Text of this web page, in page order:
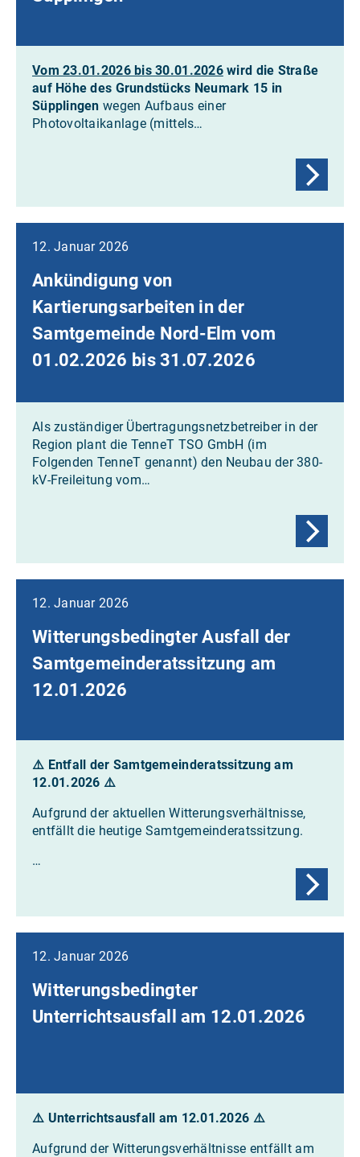
Vom 23.01.2026 bis 30.01.2026 wird die Straße
auf Höhe des Grundstücks Neumark 15 in
Süpplingen wegen Aufbaus einer
Photovoltaikanlage (mittels…
12. Januar 2026
Ankündigung von
Kartierungsarbeiten in der
Samtgemeinde Nord-Elm vom
01.02.2026 bis 31.07.2026
Als zuständiger Übertragungsnetzbetreiber in der
Region plant die TenneT TSO GmbH (im
Folgenden TenneT genannt) den Neubau der 380-
kV-Freileitung vom…
12. Januar 2026
Witterungsbedingter Ausfall der
Samtgemeinderatssitzung am
12.01.2026
⚠️ Entfall der Samtgemeinderatssitzung am
12.01.2026 ⚠️
Aufgrund der aktuellen Witterungsverhältnisse,
entfällt die heutige Samtgemeinderatssitzung.
…
12. Januar 2026
Witterungsbedingter
Unterrichtsausfall am 12.01.2026
⚠️ Unterrichtsausfall am 12.01.2026 ⚠️
Aufgrund der Witterungsverhältnisse entfällt am